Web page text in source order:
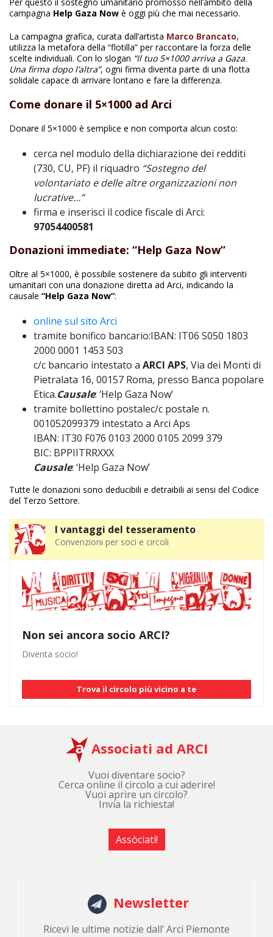
campagna Help Gaza Now è oggi più che mai necessario.
La campagna grafica, curata dall’artista Marco Brancato,
utilizza la metafora della “flotilla” per raccontare la forza delle
scelte individuali. Con lo slogan “Il tuo 5×1000 arriva a Gaza.
Una firma dopo l’altra”, ogni firma diventa parte di una flotta
solidale capace di arrivare lontano e fare la differenza.
Come donare il 5×1000 ad Arci
Donare il 5×1000 è semplice e non comporta alcun costo:
cerca nel modulo della dichiarazione dei redditi
(730, CU, PF) il riquadro “Sostegno del
volontariato e delle altre organizzazioni non
lucrative…”
firma e inserisci il codice fiscale di Arci:
97054400581
Donazioni immediate: “Help Gaza Now”
Oltre al 5×1000, è possibile sostenere da subito gli interventi
umanitari con una donazione diretta ad Arci, indicando la
causale “Help Gaza Now”:
online sul sito Arci
tramite bonifico bancario:IBAN: IT06 S050 1803
2000 0001 1453 503
c/c bancario intestato a ARCI APS, Via dei Monti di
Pietralata 16, 00157 Roma, presso Banca popolare
Etica.Causale: ‘Help Gaza Now’
tramite bollettino postalec/c postale n.
001052099379 intestato a Arci Aps
IBAN: IT30 F076 0103 2000 0105 2099 379
BIC: BPPIITRRXXX
Causale: ‘Help Gaza Now’
Tutte le donazioni sono deducibili e detraibili ai sensi del Codice
del Terzo Settore.
I vantaggi del tesseramento
Convenzioni per soci e circoli
Non sei ancora socio ARCI?
Diventa socio!
Trova il circolo più vicino a te
Associati ad ARCI
Vuoi diventare socio?
Cerca online il circolo a cui aderire!
Vuoi aprire un circolo?
Invia la richiesta!
Assòciati!
Newsletter
Ricevi le ultime notizie dall’ Arci Piemonte